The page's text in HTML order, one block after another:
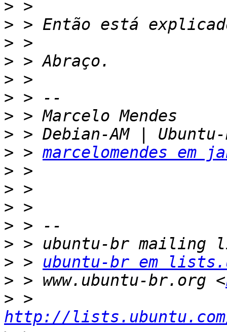
>
>
>
>
>
>
>
>
> > marcelomendes em
>
>
>
>
>
> > ubuntu-br em
> > www.ubuntu-br.org <
>
http://